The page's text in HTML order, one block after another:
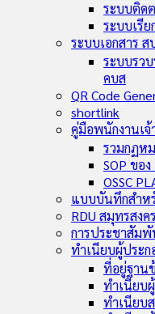
ระบบติด
ระบบเรีย
ระบบเอกสาร ส
ระบบรว
คบส
QR Code
shortlink
คู่มือพนักงานเ
รวมกฏห
SOP ขอ
OSSC
แบบบันทึกสำห
RDU สมุทรสงค
การประชาสัม
ทำเนียบผู้ประก
ที่อยู่ฐาน
ทำเนียบ
ทำเนียบ